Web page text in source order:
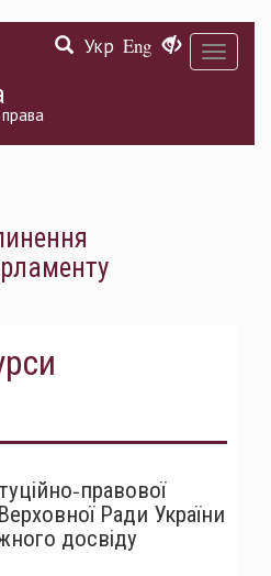
Toggle
Укр Eng
правової
Ради України
досвіду